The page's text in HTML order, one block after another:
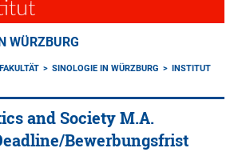
WÜRZBURG
SINOLOGIE IN WÜRZBURG
INSTITUT
and Society M.A.
Bewerbungsfrist